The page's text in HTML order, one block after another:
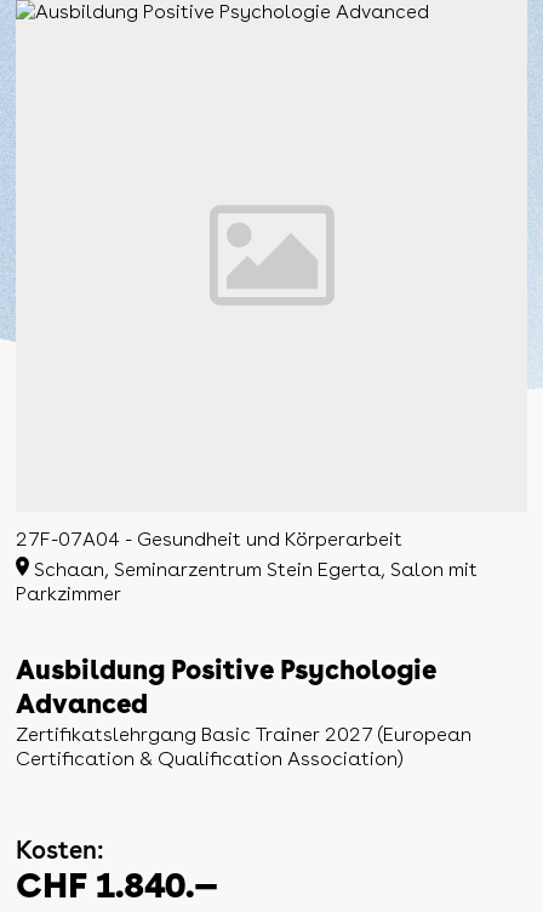
27F-07A04 - Gesundheit und Körperarbeit
Schaan, Seminarzentrum Stein Egerta, Salon mit
Parkzimmer
Ausbildung Positive Psychologie
Advanced
Zertifikatslehrgang Basic Trainer 2027 (European
Certification & Qualification Association)
Kosten:
CHF 1.840.—